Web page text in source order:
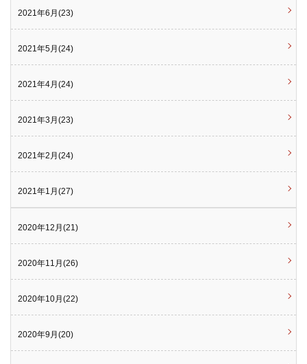
2021年6月(23)
2021年5月(24)
2021年4月(24)
2021年3月(23)
2021年2月(24)
2021年1月(27)
2020年12月(21)
2020年11月(26)
2020年10月(22)
2020年9月(20)